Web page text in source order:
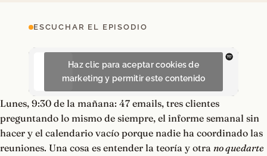
ESCUCHAR EL EPISODIO
Haz clic para aceptar cookies de
marketing y permitir este contenido
Lunes, 9:30 de la mañana: 47 emails, tres clientes
preguntando lo mismo de siempre, el informe semanal sin
hacer y el calendario vacío porque nadie ha coordinado las
reuniones. Una cosa es entender la teoría y otra no quedarte